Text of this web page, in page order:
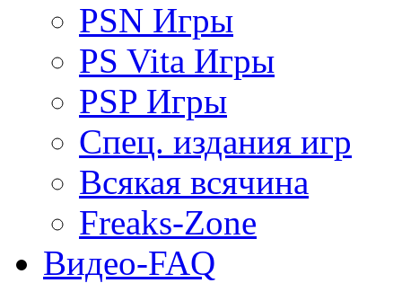
PSN Игры
PS Vita Игры
PSP Игры
Спец. издания игр
Всякая всячина
Freaks-Zone
Видео-FAQ